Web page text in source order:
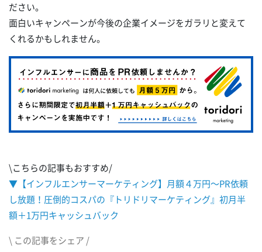
ださい。
面白いキャンペーンが今後の企業イメージをガラリと変えて
くれるかもしれません。
\こちらの記事もおすすめ/
▼【インフルエンサーマーケティング】月額４万円～PR依頼
し放題！圧倒的コスパの『トリドリマーケティング』初月半
額＋1万円キャッシュバック
\ この記事をシェア /